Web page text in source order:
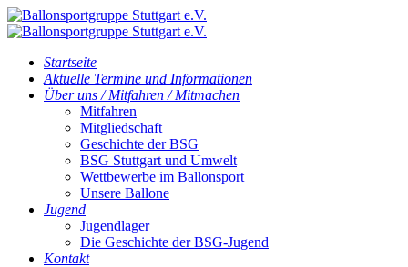
Startseite
Aktuelle Termine und Informationen
Über uns / Mitfahren / Mitmachen
Mitfahren
Mitgliedschaft
Geschichte der BSG
BSG Stuttgart und Umwelt
Wettbewerbe im Ballonsport
Unsere Ballone
Jugend
Jugendlager
Die Geschichte der BSG-Jugend
Kontakt